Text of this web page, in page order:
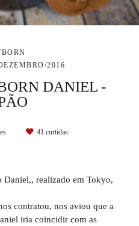
2016
DANIEL -
41 curtidas
Daniel,, realizado em Tokyo,
contratou, nos aviou que a
iria coincidir com as